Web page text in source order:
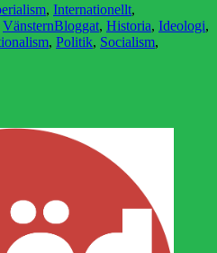
, Internationellt,
VänsternEtiketter
Bloggat, Historia, Ideologi,
, Politik, Socialism,